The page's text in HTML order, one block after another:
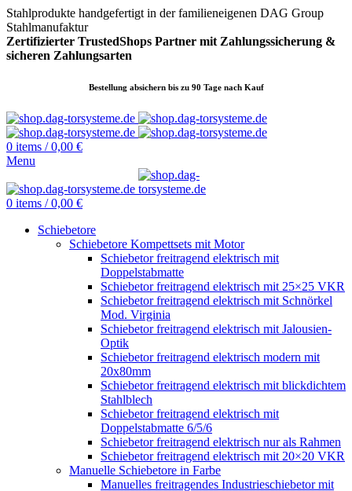
Stahlprodukte handgefertigt in der familieneigenen DAG Group
Stahlmanufaktur
Zertifizierter TrustedShops Partner mit Zahlungssicherung &
sicheren Zahlungsarten
Bestellung absichern bis zu 90 Tage nach Kauf
0 items / 0,00 €
Menu
0 items / 0,00 €
Schiebetore
Schiebetore Kompettsets mit Motor
Schiebetor freitragend elektrisch mit
Doppelstabmatte
Schiebetor freitragend elektrisch mit 25×25 VKR
Schiebetor freitragend elektrisch mit Schnörkel
Mod. Virginia
Schiebetor freitragend elektrisch mit Jalousien-
Optik
Schiebetor freitragend elektrisch modern mit
20x80mm
Schiebetor freitragend elektrisch mit blickdichtem
Stahlblech
Schiebetor freitragend elektrisch mit
Doppelstabmatte 6/5/6
Schiebetor freitragend elektrisch nur als Rahmen
Schiebetor freitragend elektrisch mit 20×20 VKR
Manuelle Schiebetore in Farbe
Manuelles freitragendes Industrieschiebetor mit